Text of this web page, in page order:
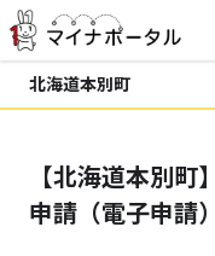
北海道本別町
【北海道本別
申請（電子申請）